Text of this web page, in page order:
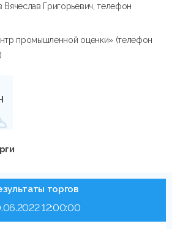
Григорьевич, телефон
промышленной оценки» (телефон
торгов
12:00:00